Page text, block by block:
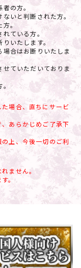
の方。
ないと判断された方。
方。
ている方。
いたします。
場合はお断りいたしま
ていただいておりま
場合、直ちにサービ
あらかじめご了承下
上、今後一切のご利
ません。
。